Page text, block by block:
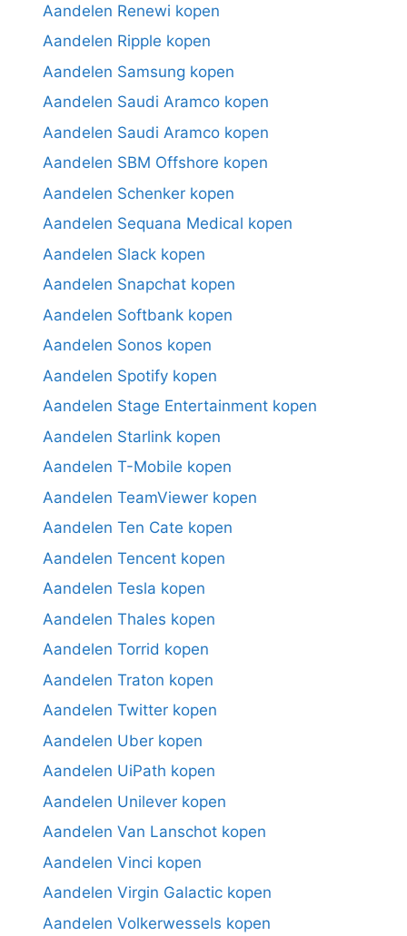
Aandelen Renewi kopen
Aandelen Ripple kopen
Aandelen Samsung kopen
Aandelen Saudi Aramco kopen
Aandelen Saudi Aramco kopen
Aandelen SBM Offshore kopen
Aandelen Schenker kopen
Aandelen Sequana Medical kopen
Aandelen Slack kopen
Aandelen Snapchat kopen
Aandelen Softbank kopen
Aandelen Sonos kopen
Aandelen Spotify kopen
Aandelen Stage Entertainment kopen
Aandelen Starlink kopen
Aandelen T-Mobile kopen
Aandelen TeamViewer kopen
Aandelen Ten Cate kopen
Aandelen Tencent kopen
Aandelen Tesla kopen
Aandelen Thales kopen
Aandelen Torrid kopen
Aandelen Traton kopen
Aandelen Twitter kopen
Aandelen Uber kopen
Aandelen UiPath kopen
Aandelen Unilever kopen
Aandelen Van Lanschot kopen
Aandelen Vinci kopen
Aandelen Virgin Galactic kopen
Aandelen Volkerwessels kopen